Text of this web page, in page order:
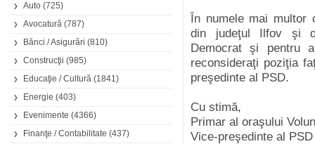
Auto (725)
Avocatură (787)
Bănci / Asigurări (810)
Construcţii (985)
Educaţie / Cultură (1841)
Energie (403)
Evenimente (4366)
Finanţe / Contabilitate (437)
În numele mai multor
din judeţul Ilfov şi
Democrat şi pentru
reconsideraţi poziţia
preşedinte al PSD.
Cu stimă,
Primar al oraşului
Vice-preşedinte al